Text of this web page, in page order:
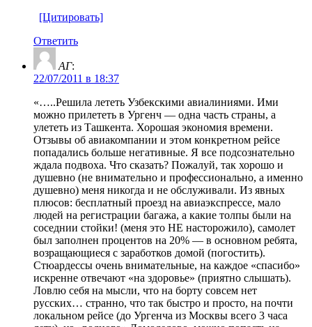
[Цитировать]
Ответить
АГ:
22/07/2011 в 18:37
«…..Решила лететь Узбекскими авиалиниями. Ими
можно прилететь в Ургенч — одна часть страны, а
улететь из Ташкента. Хорошая экономия времени.
Отзывы об авиакомпании и этом конкретном рейсе
попадались больше негативные. Я все подсознательно
ждала подвоха. Что сказать? Пожалуй, так хорошо и
душевно (не внимательно и профессионально, а именно
душевно) меня никогда и не обслуживали. Из явных
плюсов: бесплатный проезд на авиаэкспрессе, мало
людей на регистрации багажа, а какие толпы были на
соседнии стойки! (меня это НЕ насторожило), самолет
был заполнен процентов на 20% — в основном ребята,
возращающиеся с заработков домой (погостить).
Стюардессы очень внимательные, на каждое «спасибо»
искренне отвечают «на здоровье» (приятно слышать).
Ловлю себя на мысли, что на борту совсем нет
русских… странно, что так быстро и просто, на почти
локальном рейсе (до Ургенча из Москвы всего 3 часа